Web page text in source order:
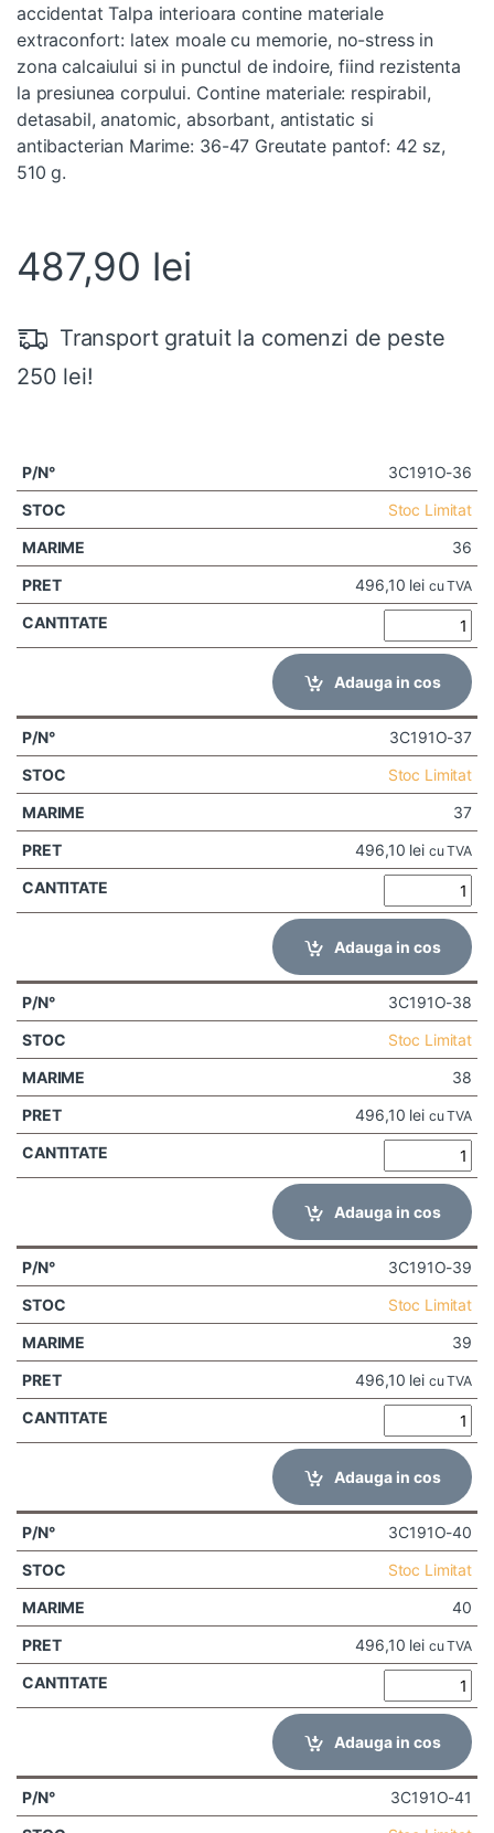
accidentat Talpa interioara contine materiale
extraconfort: latex moale cu memorie, no-stress in
zona calcaiului si in punctul de indoire, fiind rezistenta
la presiunea corpului. Contine materiale: respirabil,
detasabil, anatomic, absorbant, antistatic si
antibacterian Marime: 36-47 Greutate pantof: 42 sz,
510 g.
487,90 lei
Transport gratuit la comenzi de peste
250 lei!
3C191O-36
Stoc Limitat
36
496,10 lei cu TVA
Adauga in cos
3C191O-37
Stoc Limitat
37
496,10 lei cu TVA
Adauga in cos
3C191O-38
Stoc Limitat
38
496,10 lei cu TVA
Adauga in cos
3C191O-39
Stoc Limitat
39
496,10 lei cu TVA
Adauga in cos
3C191O-40
Stoc Limitat
40
496,10 lei cu TVA
Adauga in cos
3C191O-41